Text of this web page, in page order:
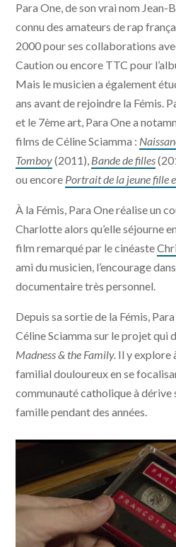
Para One, de son vrai nom Jean-
connu des amateurs de rap
2000 pour ses collaborations
Caution ou encore TTC pour
Mais le musicien a également
ans avant de rejoindre la Fémis.
et le 7ème art, Para One a
films de Céline Sciamma :
Tomboy(2011), Bande de filles
ou encore Portrait de la jeune fille
À la Fémis, Para One réalise un
Charlotte alors qu’elle séjourne
film remarqué par le cinéaste
ami du musicien, l’encourage
documentaire très personnel.
Depuis sa sortie de la Fémis,
Céline Sciamma sur le projet qui
Madness & the Family. Il y explore
familial douloureux en se
communauté catholique à dérive
famille pendant des années.